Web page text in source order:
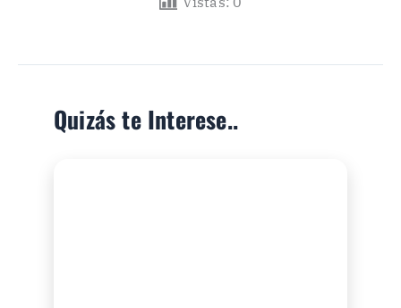
Quizás te Interese..